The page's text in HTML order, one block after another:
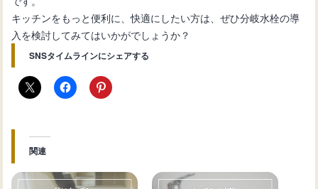
キッチンをもっと便利に、快適にしたい方は、ぜひ分岐水栓の導
入を検討してみてはいかがでしょうか？
SNSタイムラインにシェアする
関連